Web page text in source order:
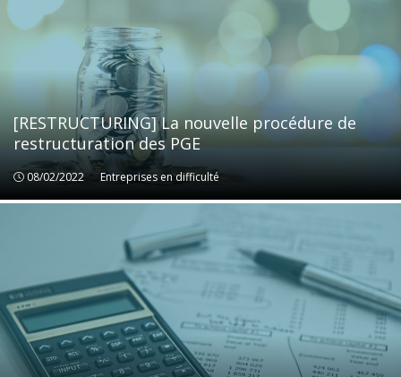
[RESTRUCTURING] La nouvelle procédure de
restructuration des PGE
08/02/2022 Entreprises en difficulté
Entreprises en difficulté